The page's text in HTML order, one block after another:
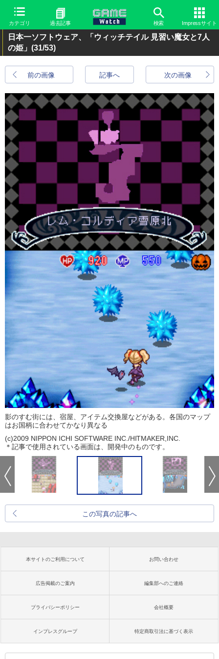
カテゴリ 過去記事 検索 Impressサイト
日本一ソフトウェア、「ウィッチテイル 見習い魔女と7人
の姫」 (31/53)
前の画像 次の画像
記事へ
影のすむ街には、宿屋、アイテム交換屋などがある。各国のマップ
はお国柄に合わせてかなり異なる
(c)2009 NIPPON ICHI SOFTWARE INC./HITMAKER,INC.
＊記事で使用されている画面は、開発中のものです。
この写真の記事へ
本サイトのご利用について お問い合わせ
広告掲載のご案内 編集部へのご連絡
プライバシーポリシー 会社概要
インプレスグループ 特定商取引法に基づく表示